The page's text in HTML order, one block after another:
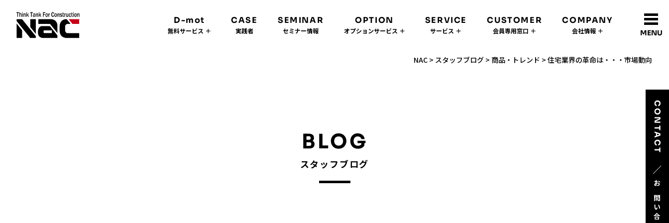
D-mot
無料サービス ＋
CASE
実践者
SEMINAR
セミナー情報
OPTION
オプションサービス ＋
SERVICE
サービス ＋
CUSTOMER
会員専用窓口 ＋
COMPANY
会社情報 ＋ MENU
CONTACT
／
NAC > スタッフブログ > 商品・トレンド >住宅業界の革命は・・・市場動向
BLOG
スタッフブログ